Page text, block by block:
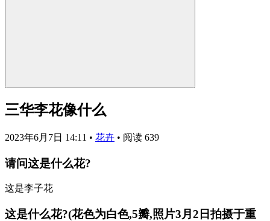
三华李花像什么
2023年6月7日 14:11 • 花卉 • 阅读 639
请问这是什么花?
这是李子花
这是什么花?(花色为白色,5瓣,照片3月2日拍摄于重